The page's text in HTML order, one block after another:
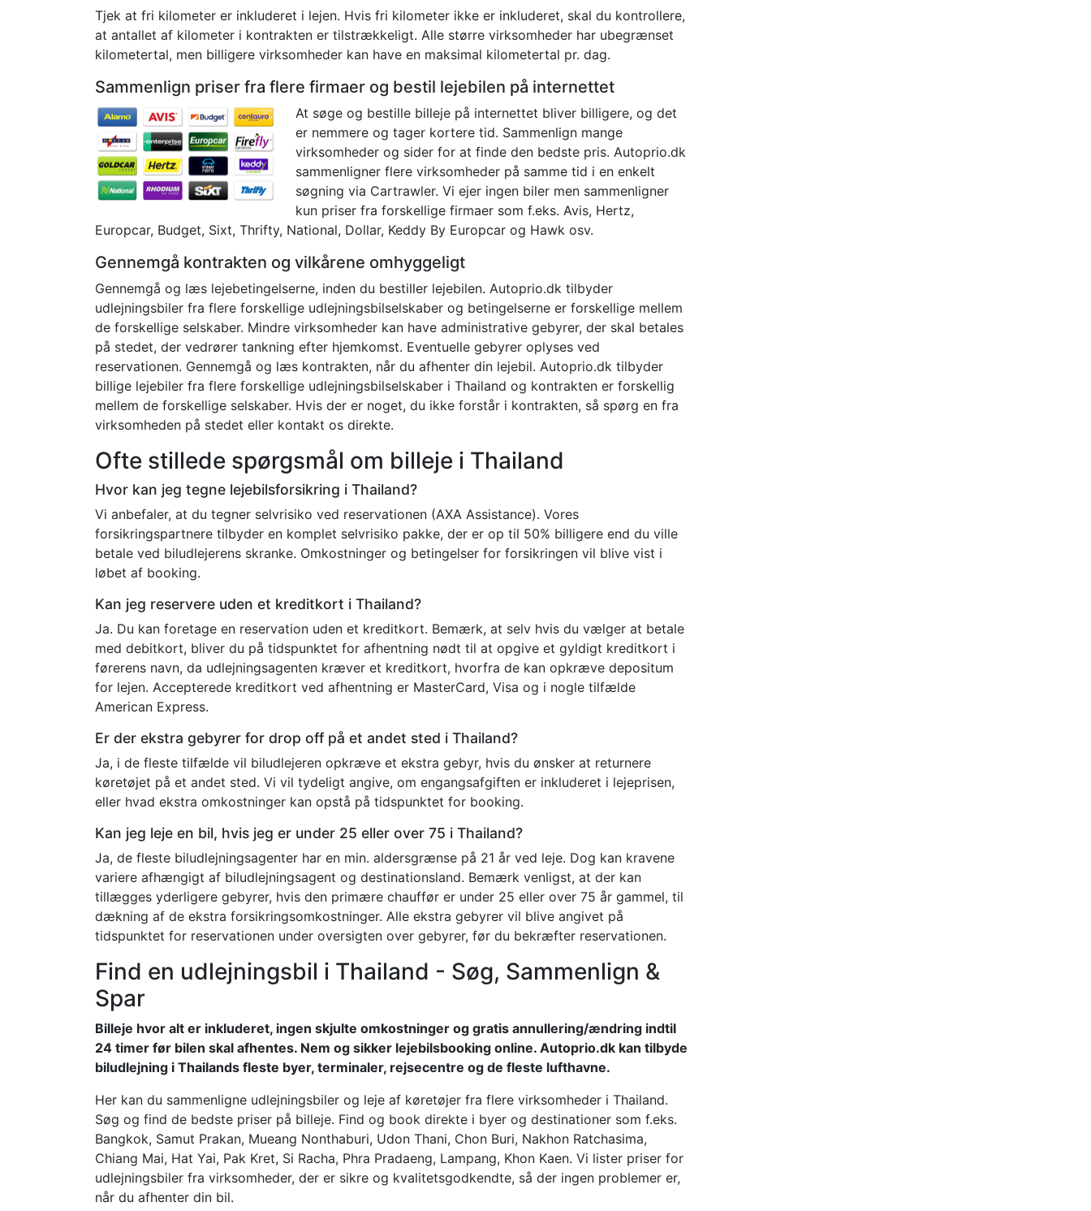
Tjek at fri kilometer er inkluderet i lejen. Hvis fri kilometer ikke er inkluderet, skal du kontrollere,
at antallet af kilometer i kontrakten er tilstrækkeligt. Alle større virksomheder har ubegrænset
kilometertal, men billigere virksomheder kan have en maksimal kilometertal pr. dag.
Sammenlign priser fra flere firmaer og bestil lejebilen på internettet
At søge og bestille billeje på internettet bliver billigere, og det
er nemmere og tager kortere tid. Sammenlign mange
virksomheder og sider for at finde den bedste pris. Autoprio.dk
sammenligner flere virksomheder på samme tid i en enkelt
søgning via Cartrawler. Vi ejer ingen biler men sammenligner
kun priser fra forskellige firmaer som f.eks. Avis, Hertz,
Europcar, Budget, Sixt, Thrifty, National, Dollar, Keddy By Europcar og Hawk osv.
Gennemgå kontrakten og vilkårene omhyggeligt
Gennemgå og læs lejebetingelserne, inden du bestiller lejebilen. Autoprio.dk tilbyder
udlejningsbiler fra flere forskellige udlejningsbilselskaber og betingelserne er forskellige mellem
de forskellige selskaber. Mindre virksomheder kan have administrative gebyrer, der skal betales
på stedet, der vedrører tankning efter hjemkomst. Eventuelle gebyrer oplyses ved
reservationen. Gennemgå og læs kontrakten, når du afhenter din lejebil. Autoprio.dk tilbyder
billige lejebiler fra flere forskellige udlejningsbilselskaber i Thailand og kontrakten er forskellig
mellem de forskellige selskaber. Hvis der er noget, du ikke forstår i kontrakten, så spørg en fra
virksomheden på stedet eller kontakt os direkte.
Ofte stillede spørgsmål om billeje i Thailand
Hvor kan jeg tegne lejebilsforsikring i Thailand?
Vi anbefaler, at du tegner selvrisiko ved reservationen (AXA Assistance). Vores
forsikringspartnere tilbyder en komplet selvrisiko pakke, der er op til 50% billigere end du ville
betale ved biludlejerens skranke. Omkostninger og betingelser for forsikringen vil blive vist i
løbet af booking.
Kan jeg reservere uden et kreditkort i Thailand?
Ja. Du kan foretage en reservation uden et kreditkort. Bemærk, at selv hvis du vælger at betale
med debitkort, bliver du på tidspunktet for afhentning nødt til at opgive et gyldigt kreditkort i
førerens navn, da udlejningsagenten kræver et kreditkort, hvorfra de kan opkræve depositum
for lejen. Accepterede kreditkort ved afhentning er MasterCard, Visa og i nogle tilfælde
American Express.
Er der ekstra gebyrer for drop off på et andet sted i Thailand?
Ja, i de fleste tilfælde vil biludlejeren opkræve et ekstra gebyr, hvis du ønsker at returnere
køretøjet på et andet sted. Vi vil tydeligt angive, om engangsafgiften er inkluderet i lejeprisen,
eller hvad ekstra omkostninger kan opstå på tidspunktet for booking.
Kan jeg leje en bil, hvis jeg er under 25 eller over 75 i Thailand?
Ja, de fleste biludlejningsagenter har en min. aldersgrænse på 21 år ved leje. Dog kan kravene
variere afhængigt af biludlejningsagent og destinationsland. Bemærk venligst, at der kan
tillægges yderligere gebyrer, hvis den primære chauffør er under 25 eller over 75 år gammel, til
dækning af de ekstra forsikringsomkostninger. Alle ekstra gebyrer vil blive angivet på
tidspunktet for reservationen under oversigten over gebyrer, før du bekræfter reservationen.
Find en udlejningsbil i Thailand - Søg, Sammenlign &
Spar
Billeje hvor alt er inkluderet, ingen skjulte omkostninger og gratis annullering/ændring indtil
24 timer før bilen skal afhentes. Nem og sikker lejebilsbooking online. Autoprio.dk kan tilbyde
biludlejning i Thailands fleste byer, terminaler, rejsecentre og de fleste lufthavne.
Her kan du sammenligne udlejningsbiler og leje af køretøjer fra flere virksomheder i Thailand.
Søg og find de bedste priser på billeje. Find og book direkte i byer og destinationer som f.eks.
Bangkok, Samut Prakan, Mueang Nonthaburi, Udon Thani, Chon Buri, Nakhon Ratchasima,
Chiang Mai, Hat Yai, Pak Kret, Si Racha, Phra Pradaeng, Lampang, Khon Kaen. Vi lister priser for
udlejningsbiler fra virksomheder, der er sikre og kvalitetsgodkendte, så der ingen problemer er,
når du afhenter din bil.